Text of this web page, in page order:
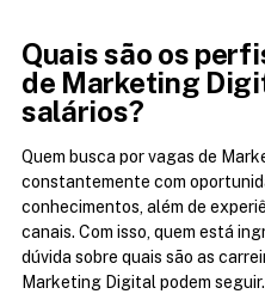
Quais são os
de Marketing
salários?
Quem busca por vagas de
constantemente com
conhecimentos, além de
canais. Com isso, quem está
dúvida sobre quais são as
Marketing Digital podem seguir.